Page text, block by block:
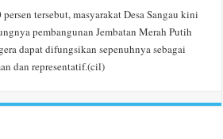
tersebut, masyarakat Desa Sangau kini
pembangunan Jembatan Merah Putih
dapat difungsikan sepenuhnya sebagai
dan representatif.(cil)